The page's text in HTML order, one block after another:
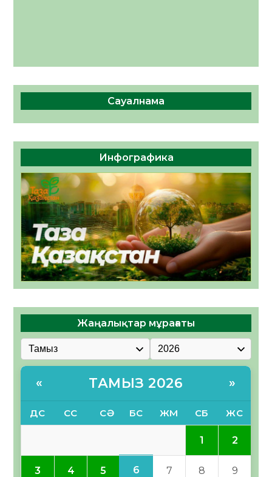
Сауалнама
Инфографика
Жаңалықтар мұрағаты
« ТАМЫЗ 2026 »
ДС СС СӘ БС ЖМ СБ ЖС
1 2
3 4 5 6 7 8 9